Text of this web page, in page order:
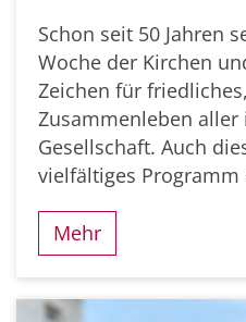
Schon seit 50 Jahren
Woche der Kirchen
Zeichen für
Zusammenleben aller
Gesellschaft. Auch
vielfältiges Programm
Mehr